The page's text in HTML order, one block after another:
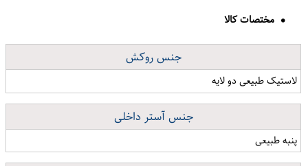
مختصات کالا
جنس روکش
لاستیک طبیعی دو لایه
جنس آستر داخلی
پنبه طبیعی